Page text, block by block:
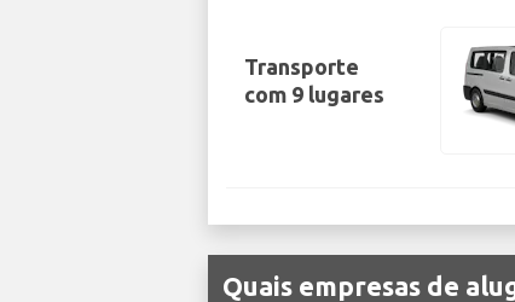
Transporte
com 9 lugares
Quais empresas de